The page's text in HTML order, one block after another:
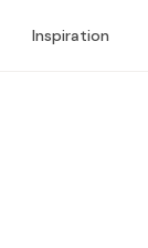
Inspiration